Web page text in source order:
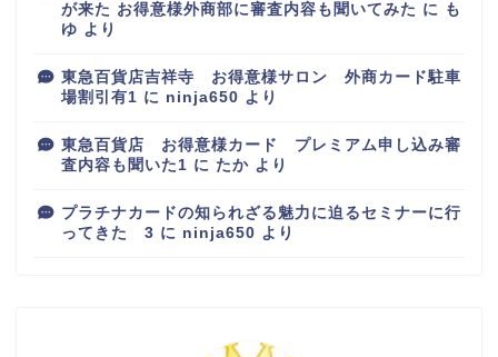
が来た お得意様外商部に審査内容も聞いてみた に も
ゆ より
東急百貨店吉祥寺 お得意様サロン 外商カード駐車
場割引有1 に ninja650 より
東急百貨店 お得意様カード プレミアム申し込み審
査内容も聞いた1 に たか より
プラチナカードの知られざる魅力に迫るセミナーに行
ってきた 3 に ninja650 より